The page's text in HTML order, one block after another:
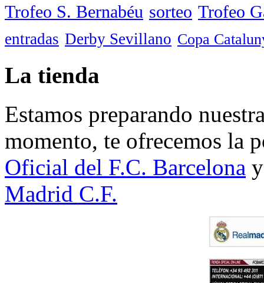
Trofeo S. Bernabéu sorteo Trofeo
entradas Derby Sevillano Copa
La tienda
Estamos preparando
momento, te ofrecemos la
Oficial del F.C. Barcelona
Madrid C.F.